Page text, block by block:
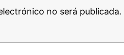
no será publicada.